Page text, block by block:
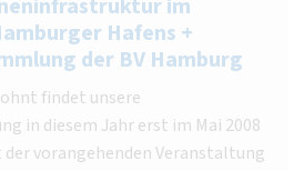
Hafens +
der BV Hamburg
findet unsere
in diesem Jahr erst im Mai 2008
vorangehenden Veranstaltung